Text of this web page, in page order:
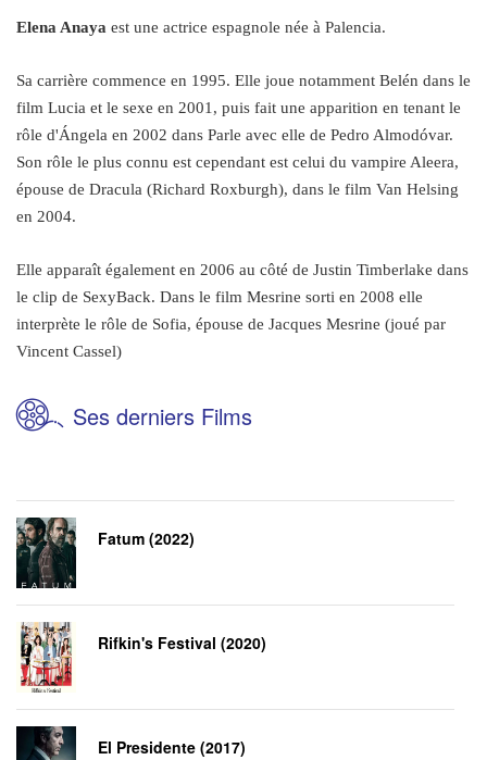
Elena Anaya est une actrice espagnole née à Palencia.
Sa carrière commence en 1995. Elle joue notamment Belén dans le
film Lucia et le sexe en 2001, puis fait une apparition en tenant le
rôle d'Ángela en 2002 dans Parle avec elle de Pedro Almodóvar.
Son rôle le plus connu est cependant est celui du vampire Aleera,
épouse de Dracula (Richard Roxburgh), dans le film Van Helsing
en 2004.
Elle apparaît également en 2006 au côté de Justin Timberlake dans
le clip de SexyBack. Dans le film Mesrine sorti en 2008 elle
interprète le rôle de Sofia, épouse de Jacques Mesrine (joué par
Vincent Cassel)
Ses derniers Films
Fatum (2022)
Rifkin's Festival (2020)
El Presidente (2017)